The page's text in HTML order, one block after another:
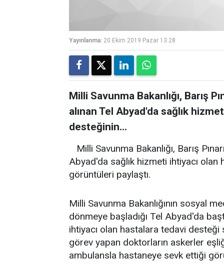
Yayınlanma: 20 Ekim 2019 Pazar 13:28
Milli Savunma Bakanlığı, Barış
alınan Tel Abyad'da sağlık
desteğinin...
Milli Savunma Bakanlığı, Barış
Abyad'da sağlık hizmeti ihtiyacı
görüntüleri paylaştı.
Milli Savunma Bakanlığının sosyal
dönmeye başladığı Tel Abyad'da
ihtiyacı olan hastalara tedavi desteği
görev yapan doktorların askerler
ambulansla hastaneye sevk ettiği